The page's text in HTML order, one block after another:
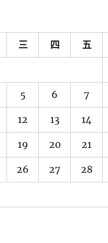
三 四 五
5 6 7
12 13 14
19 20 21
26 27 28